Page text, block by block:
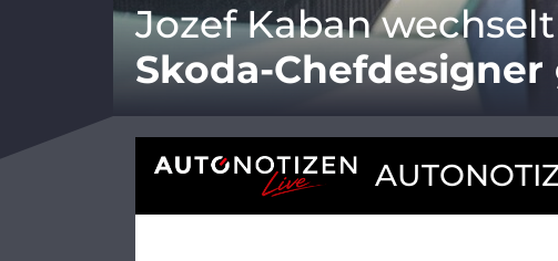
Jozef Kaban
Skoda-